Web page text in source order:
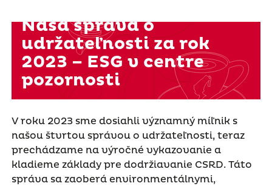
V roku 2023 sme dosiahli významný míľnik s
našou štvrtou správou o udržateľnosti, teraz
prechádzame na výročné vykazovanie a
kladieme základy pre dodržiavanie CSRD. Táto
správa sa zaoberá environmentálnymi,
Naša správa o
udržateľnosti za rok
2023 – ESG v centre
pozornosti